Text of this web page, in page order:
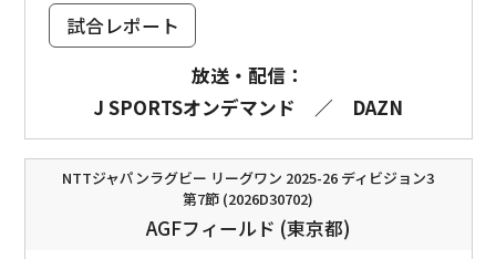
試合レポート
放送・配信：
J SPORTSオンデマンド
／ DAZN
NTTジャパンラグビー リーグワン 2025-26 ディビジョン3
第7節 (2026D30702)
AGFフィールド (東京都)